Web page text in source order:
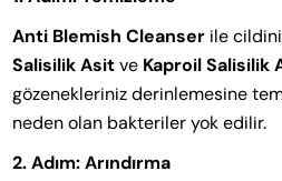
Anti Blemish Cleanser ile
Salisilik Asitve Kaproil Salisilik
gözenekleriniz derinlemesine
neden olan bakteriler yok edilir.
2. Adım: Arındırma